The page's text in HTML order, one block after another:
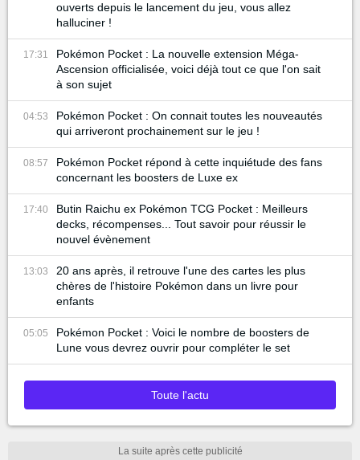
ouverts depuis le lancement du jeu, vous allez
halluciner !
17:31
Pokémon Pocket : La nouvelle extension Méga-
Ascension officialisée, voici déjà tout ce que l'on sait
à son sujet
04:53
Pokémon Pocket : On connait toutes les nouveautés
qui arriveront prochainement sur le jeu !
08:57
Pokémon Pocket répond à cette inquiétude des fans
concernant les boosters de Luxe ex
17:40
Butin Raichu ex Pokémon TCG Pocket : Meilleurs
decks, récompenses... Tout savoir pour réussir le
nouvel évènement
13:03
20 ans après, il retrouve l'une des cartes les plus
chères de l'histoire Pokémon dans un livre pour
enfants
05:05
Pokémon Pocket : Voici le nombre de boosters de
Lune vous devrez ouvrir pour compléter le set
Toute l'actu